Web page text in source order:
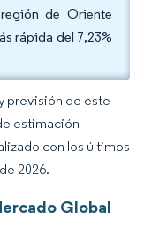
de Oriente
rápida del 7,23%
previsión de este
estimación
con los últimos
2026.
Global